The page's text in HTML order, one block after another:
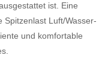
ist. Eine
Spitzenlast Luft/Wasser-
und komfortable